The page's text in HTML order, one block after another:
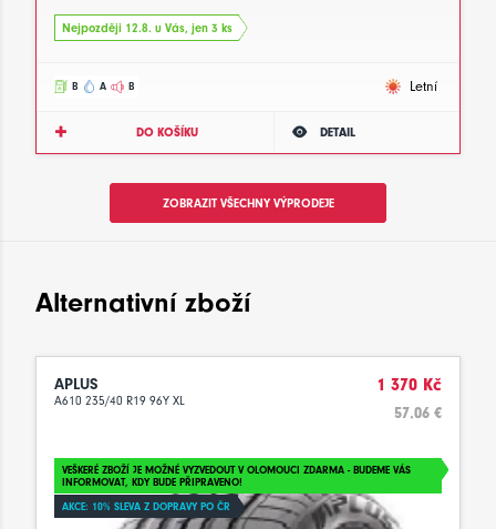
Nejpozději 12.8. u Vás, jen 3 ks
B A B Letní
DO KOŠÍKU DETAIL
ZOBRAZIT VŠECHNY VÝPRODEJE
Alternativní zboží
APLUS
A610 235/40 R19 96Y XL
1 370 Kč
57.06 €
VEŠKERÉ ZBOŽÍ JE MOŽNÉ VYZVEDOUT V OLOMOUCI ZDARMA - BUDEME VÁS
INFORMOVAT, KDY BUDE PŘIPRAVENO!
AKCE: 10% SLEVA Z DOPRAVY PO ČR